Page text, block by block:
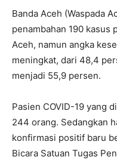
Banda Aceh (Waspada
penambahan 190 kasus
Aceh, namun angka
meningkat, dari 48,4
menjadi 55,9 persen.
Pasien COVID-19 yang
244 orang. Sedangkan
konfirmasi positif baru
Bicara Satuan Tugas